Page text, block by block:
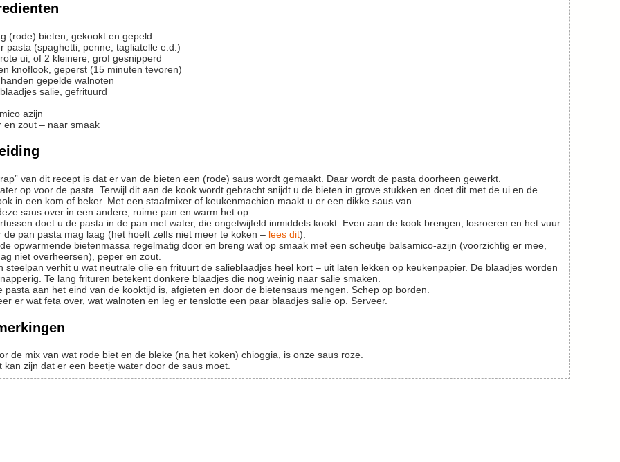
(rode) bieten, gekookt en gepeld
pasta (spaghetti, penne, tagliatelle e.d.)
ui, of 2 kleinere, grof gesnipperd
knoflook, geperst (15 minuten tevoren)
handen gepelde walnoten
blaadjes salie, gefrituurd
azijn
en zout – naar smaak
van dit recept is dat er van de bieten een (rode) saus wordt gemaakt. Daar wordt de pasta doorheen gewerkt.
in een kom of beker. Met een staafmixer of keukenmachien maakt u er een dikke saus van.
deze saus over in een andere, ruime pan en warm het op.
de pan pasta mag laag (het hoeft zelfs niet meer te koken – lees dit).
niet overheersen), peper en zout.
Te lang frituren betekent donkere blaadjes die nog weinig naar salie smaken.
pasta aan het eind van de kooktijd is, afgieten en door de bietensaus mengen. Schep op borden.
er wat feta over, wat walnoten en leg er tenslotte een paar blaadjes salie op. Serveer.
de mix van wat rode biet en de bleke (na het koken) chioggia, is onze saus roze.
kan zijn dat er een beetje water door de saus moet.